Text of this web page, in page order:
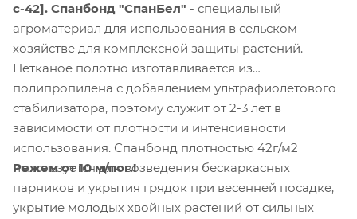
с-42]. Спанбонд "СпанБел" - специальный
агроматериал для использования в сельском
хозяйстве для комплексной защиты растений.
Нетканое полотно изготавливается из
полипропилена с добавлением ультрафиолетового
стабилизатора, поэтому служит от 2-3 лет в
зависимости от плотности и интенсивности
использования. Спанбонд плотностью 42г/м2
используется для возведения бескаркасных
парников и укрытия грядок при весенней посадке,
укрытие молодых хвойных растений от сильных
Режем от 10 м/пог.!